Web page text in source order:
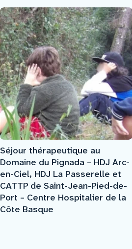
Séjour thérapeutique au
Domaine du Pignada – HDJ Arc-
en-Ciel, HDJ La Passerelle et
CATTP de Saint-Jean-Pied-de-
Port – Centre Hospitalier de la
Côte Basque